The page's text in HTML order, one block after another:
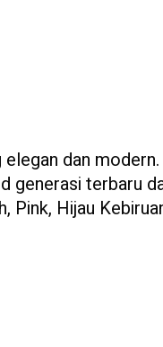
dan
generasi terbaru
Hijau